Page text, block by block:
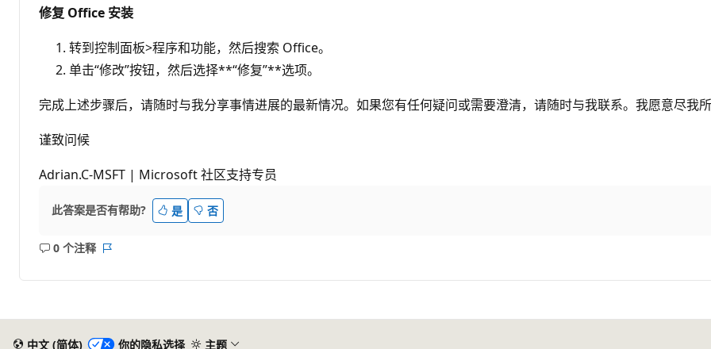
修复 Office 安装
转到控制面板>程序和功能，然后搜索 Office。
单击“修改”按钮，然后选择**“修复”**选项。
完成上述步骤后，请随时与我分享事情进展的最新情况。如果您有任何疑问或需要澄清，请随时与我联系。我愿意尽我
谨致问候
Adrian.C-MSFT | Microsoft 社区支持专员
此答案是否有帮助? 是 否
0 个注释
无
中文 (简体) 你的隐私选择 主题